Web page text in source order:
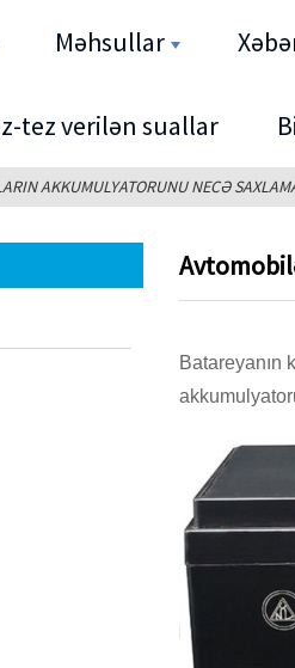
Məhsullar
tez verilən suallar
AKKUMULYATORUNU NECƏ
Batareyanın